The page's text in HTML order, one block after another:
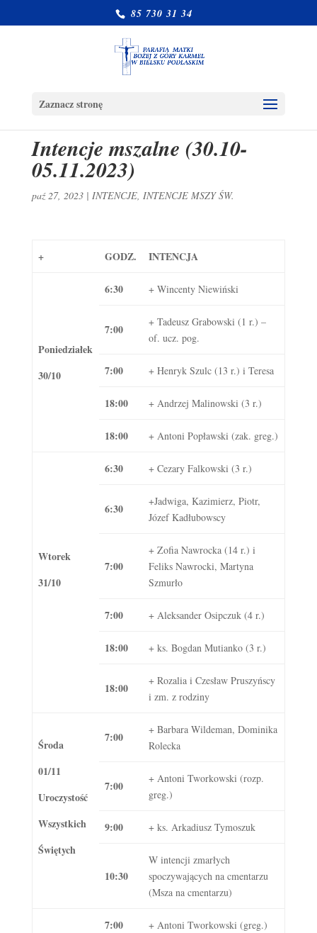
85 730 31 34
Zaznacz stronę
Intencje mszalne (30.10-
05.11.2023)
paź 27, 2023| INTENCJE, INTENCJE MSZY ŚW.
+ GODZ. INTENCJA
Poniedziałek
30/10
6:30 + Wincenty Niewiński
7:00
+ Tadeusz Grabowski (1 r.) –
of. ucz. pog.
7:00 + Henryk Szulc (13 r.) i Teresa
18:00 + Andrzej Malinowski (3 r.)
18:00 + Antoni Popławski (zak. greg.)
Wtorek
31/10
6:30 + Cezary Falkowski (3 r.)
6:30
+Jadwiga, Kazimierz, Piotr,
Józef Kadłubowscy
7:00
+ Zofia Nawrocka (14 r.) i
Feliks Nawrocki, Martyna
Szmurło
7:00 + Aleksander Osipczuk (4 r.)
18:00 + ks. Bogdan Mutianko (3 r.)
18:00
+ Rozalia i Czesław Pruszyńscy
i zm. z rodziny
Środa
01/11
Uroczystość
Wszystkich
Świętych
7:00
+ Barbara Wildeman, Dominika
Rolecka
7:00
+ Antoni Tworkowski (rozp.
greg.)
9:00 + ks. Arkadiusz Tymoszuk
10:30
W intencji zmarłych
spoczywających na cmentarzu
(Msza na cmentarzu)
7:00 + Antoni Tworkowski (greg.)